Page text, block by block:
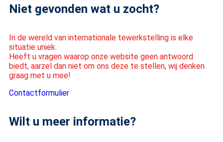
Wilt u meer informatie?
Niet gevonden wat u zocht?
In de wereld van internationale tewerkstelling is elke
situatie uniek.
Heeft u vragen waarop onze website geen antwoord
biedt, aarzel dan niet om ons deze te stellen, wij denken
graag met u mee!
Contactformulier